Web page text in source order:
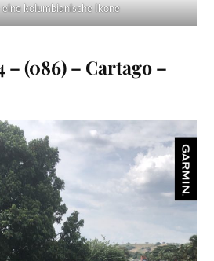
kolumbianische Ikone
– (086) – Cartago –